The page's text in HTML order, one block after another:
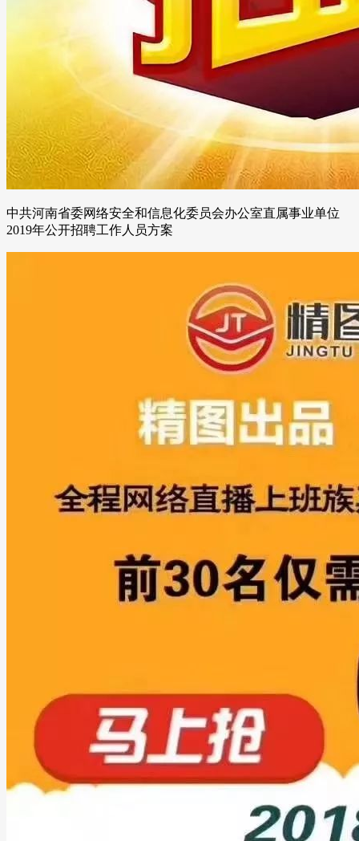
中共河南省委网络安全和信息化委员会办公室直属事业单位
2019年公开招聘工作人员方案